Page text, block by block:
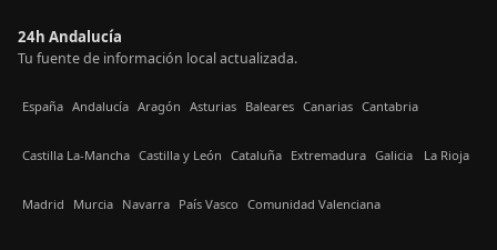
24h Andalucía
Tu fuente de información local actualizada.
España Andalucía Aragón Asturias Baleares Canarias Cantabria
Castilla La-Mancha Castilla y León Cataluña Extremadura Galicia La Rioja
Madrid Murcia Navarra País Vasco Comunidad Valenciana